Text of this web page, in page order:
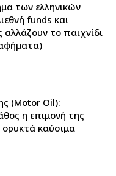
των ελληνικών
funds και
αλλάζουν το παιχνίδι
(Motor Oil):
η επιμονή της
καύσιμα